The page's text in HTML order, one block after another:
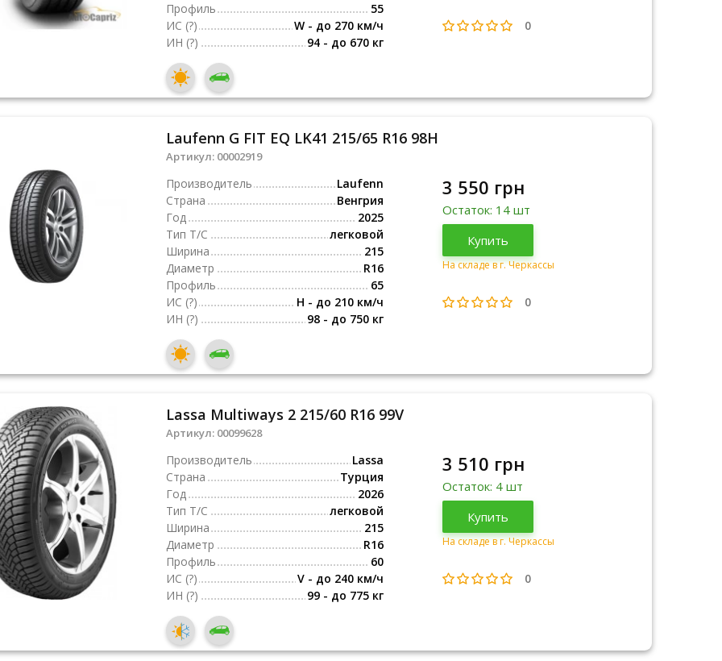
Профиль
55
ИС (?)
W - до 270 км/ч
ИН (?) 94 - до 670 кг
0
Laufenn G FIT EQ LK41 215/65 R16 98H
Артикул: 00002919
Производитель
Laufenn
Страна
Венгрия
Год
2025
Тип Т/С
легковой
Ширина
215
Диаметр
R16
Профиль
65
ИС (?)
H - до 210 км/ч
ИН (?) 98 - до 750 кг
Венгрия
2025
3 550 грн
Остаток: 14 шт
Купить
На складе в г. Черкассы
0
Lassa Multiways 2 215/60 R16 99V
Артикул: 00099628
Производитель
Lassa
Страна
Турция
Год
2026
Тип Т/С
легковой
Ширина
215
Диаметр
R16
Профиль
60
ИС (?)
V - до 240 км/ч
ИН (?) 99 - до 775 кг
Турция
2026
3 510 грн
Остаток: 4 шт
Купить
На складе в г. Черкассы
0